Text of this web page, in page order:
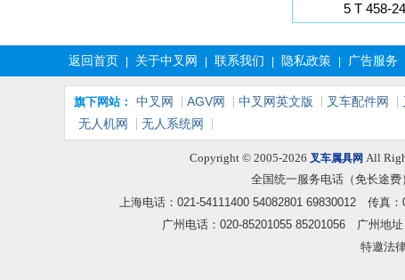
5 T 458-24
返回首页 关于中叉网 联系我们 隐私政策 广告服务
旗下网站： 中叉网 AGV网 中叉网英文版 叉车配件网
无人机网
无人系统网
Copyright © 2005-2026 叉车属具网 All
全国统一服务电话（免长途费
上海电话：021-54111400 54082801 69830012 传真
广州电话：020-85201055 85201056 广州地
特邀法